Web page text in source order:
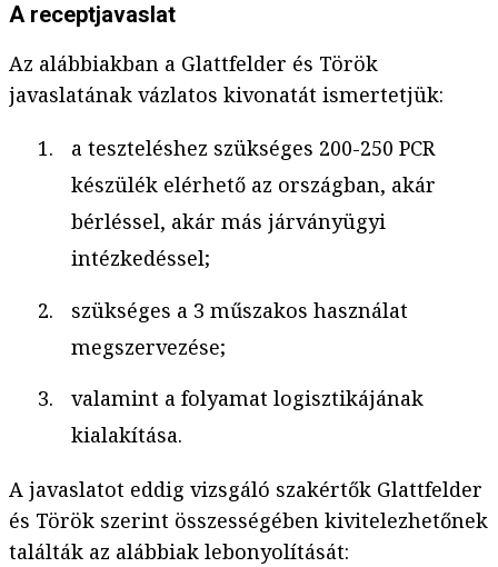
A receptjavaslat
Az alábbiakban a Glattfelder és Török
javaslatának vázlatos kivonatát ismertetjük:
a teszteléshez szükséges 200-250 PCR
készülék elérhető az országban, akár
bérléssel, akár más járványügyi
intézkedéssel;
szükséges a 3 műszakos használat
megszervezése;
valamint a folyamat logisztikájának
kialakítása.
A javaslatot eddig vizsgáló szakértők Glattfelder
és Török szerint összességében kivitelezhetőnek
találták az alábbiak lebonyolítását: